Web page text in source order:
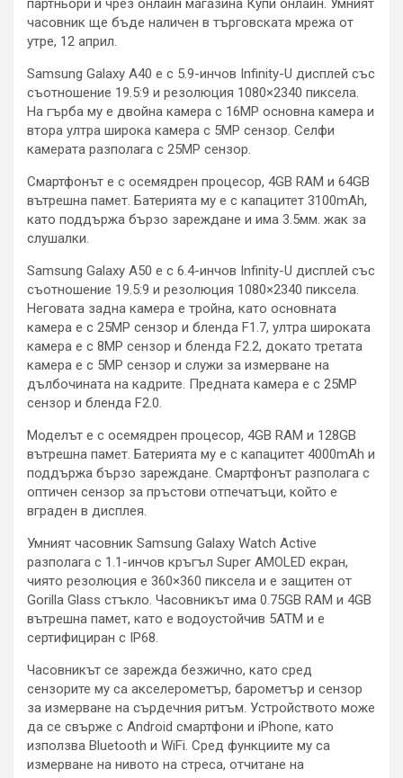
партньори и чрез онлайн магазина Купи онлайн. Умният
часовник ще бъде наличен в търговската мрежа от
утре, 12 април.
Samsung Galaxy A40 е с 5.9-инчов Infinity-U дисплей със
съотношение 19.5:9 и резолюция 1080×2340 пиксела.
На гърба му е двойна камера с 16MP основна камера и
втора ултра широка камера с 5MP сензор. Селфи
камерата разполага с 25MP сензор.
Смартфонът е с осемядрен процесор, 4GB RAM и 64GB
вътрешна памет. Батерията му е с капацитет 3100mAh,
като поддържа бързо зареждане и има 3.5мм. жак за
слушалки.
Samsung Galaxy A50 e с 6.4-инчов Infinity-U дисплей със
съотношение 19.5:9 и резолюция 1080×2340 пиксела.
Неговата задна камера е тройна, като основната
камера е с 25MP сензор и бленда F1.7, ултра широката
камера е с 8MP сензор и бленда F2.2, докато третата
камера е с 5MP сензор и служи за измерване на
дълбочината на кадрите. Предната камера е с 25MP
сензор и бленда F2.0.
Моделът е с осемядрен процесор, 4GB RAM и 128GB
вътрешна памет. Батерията му е с капацитет 4000mAh и
поддържа бързо зареждане. Смартфонът разполага с
оптичен сензор за пръстови отпечатъци, който е
вграден в дисплея.
Умният часовник Samsung Galaxy Watch Active
разполага с 1.1-инчов кръгъл Super AMOLED екран,
чиято резолюция е 360×360 пиксела и е защитен от
Gorilla Glass стъкло. Часовникът има 0.75GB RAM и 4GB
вътрешна памет, като е водоустойчив 5ATM и е
сертифициран с IP68.
Часовникът се зарежда безжично, като сред
сензорите му са акселерометър, барометър и сензор
за измерване на сърдечния ритъм. Устройството може
да се свърже с Android смартфони и iPhone, като
използва Bluetooth и WiFi. Сред функциите му са
измерване на нивото на стреса, отчитане на